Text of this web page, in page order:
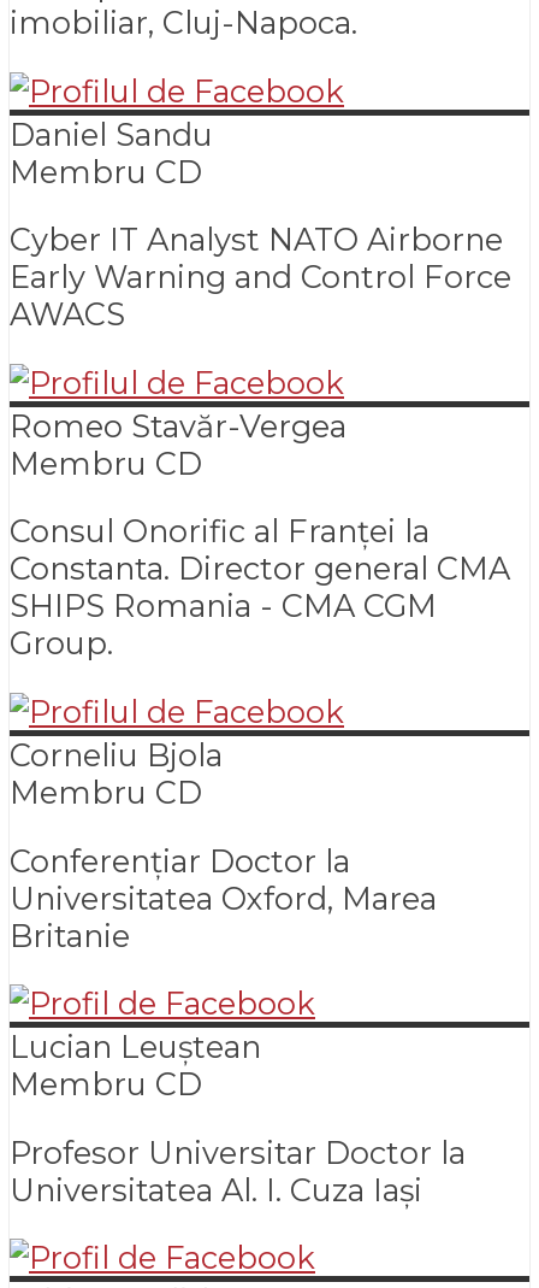
imobiliar, Cluj-Napoca.
Daniel Sandu
Membru CD
Cyber IT Analyst NATO Airborne
Early Warning and Control Force
AWACS
Romeo Stavăr-Vergea
Membru CD
Consul Onorific al Franței la
Constanta. Director general CMA
SHIPS Romania - CMA CGM
Group.
Corneliu Bjola
Membru CD
Conferențiar Doctor la
Universitatea Oxford, Marea
Britanie
Lucian Leuștean
Membru CD
Profesor Universitar Doctor la
Universitatea Al. I. Cuza Iași